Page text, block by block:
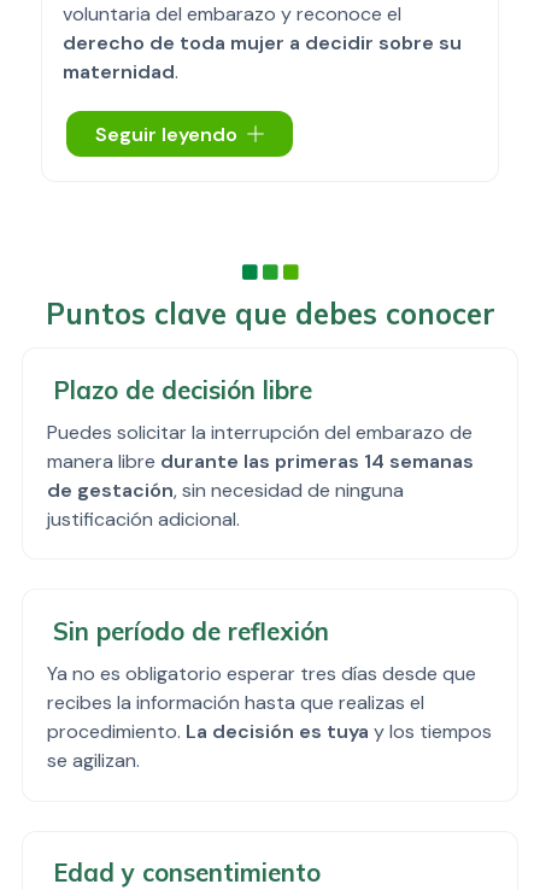
voluntaria del embarazo y reconoce el
derecho de toda mujer a decidir sobre su
maternidad.
Esta ley garantiza la IVE siempre que sea
realizada por un médico especialista. En Clínica
Seguir leyendo
Puntos clave que debes conocer
Plazo de decisión libre
Puedes solicitar la interrupción del embarazo de
manera libre durante las primeras 14 semanas
de gestación, sin necesidad de ninguna
justificación adicional.
Sin período de reflexión
Ya no es obligatorio esperar tres días desde que
recibes la información hasta que realizas el
procedimiento. La decisión es tuya y los tiempos
se agilizan.
Edad y consentimiento